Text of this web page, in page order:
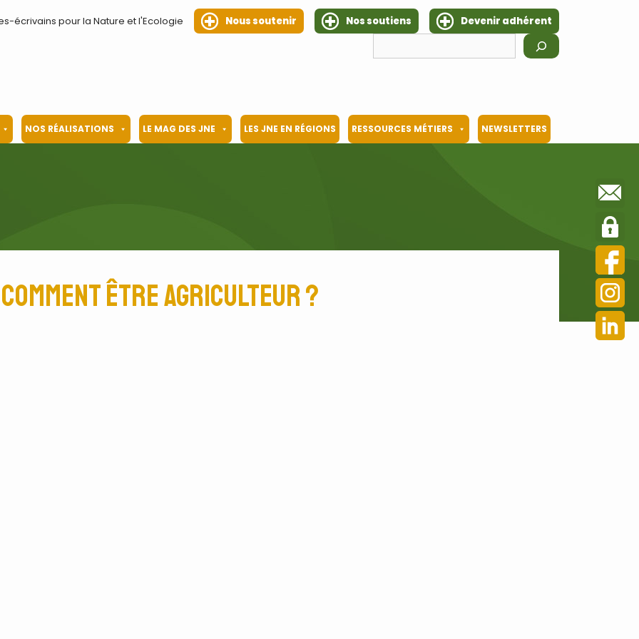
écrivains pour la Nature et l'Ecologie Nous soutenir Nos soutiens
Devenir adhérent
NOS RÉALISATIONS LE MAG DES JNE LES JNE EN RÉGIONS RESSOURCES MÉTIERS NEWSLETTERS
Comment être agriculteur ?